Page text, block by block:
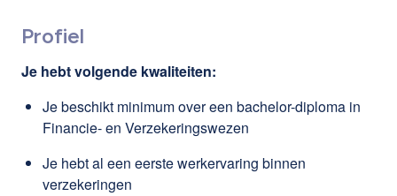
Profiel
Je hebt volgende kwaliteiten:
Je beschikt minimum over een bachelor-diploma in
Financie- en Verzekeringswezen
Je hebt al een eerste werkervaring binnen
verzekeringen